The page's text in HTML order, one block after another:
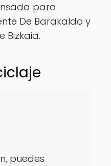
para
De Barakaldo y
Bizkaia.
puedes